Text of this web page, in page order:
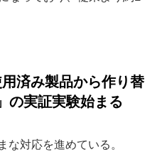
済み製品から作り替
の実証実験始まる
対応を進めている。